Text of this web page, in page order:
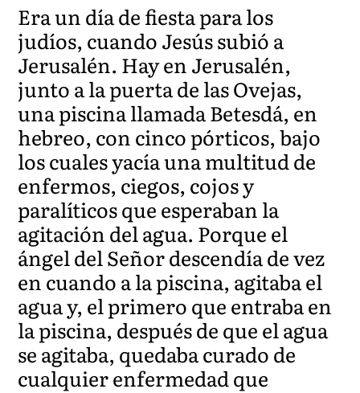
Era un día de fiesta para los
judíos, cuando Jesús subió a
Jerusalén. Hay en Jerusalén,
junto a la puerta de las Ovejas,
una piscina llamada Betesdá, en
hebreo, con cinco pórticos, bajo
los cuales yacía una multitud de
enfermos, ciegos, cojos y
paralíticos que esperaban la
agitación del agua. Porque el
ángel del Señor descendía de vez
en cuando a la piscina, agitaba el
agua y, el primero que entraba en
la piscina, después de que el agua
se agitaba, quedaba curado de
cualquier enfermedad que